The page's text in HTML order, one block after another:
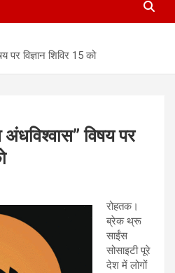
पर विज्ञान शिविर 15 को
अंधविश्वास” विषय पर
रोहतक।
ब्रेक थ्रू
साईंस
सोसाइटी पूरे
देश में लोगों